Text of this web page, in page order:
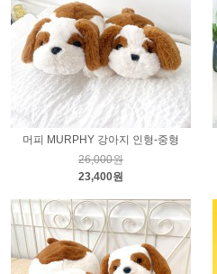
머피 MURPHY 강아지 인형-중형
26,000원
23,400원